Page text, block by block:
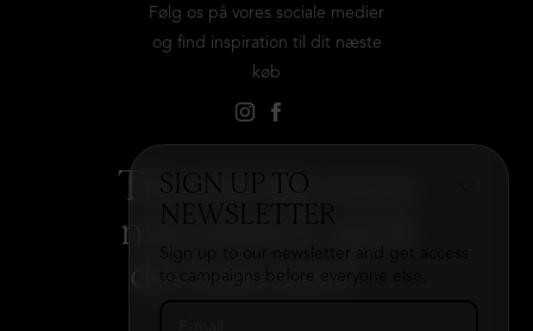
SIGN UP TO
Følg os på vores sociale medier
og find inspiration til dit næste
køb
Tilmeld dig vores
nyhedsbrev og få